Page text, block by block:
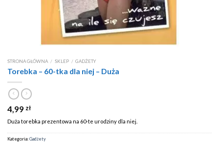
STRONA GŁÓWNA / SKLEP / GADŻETY
Torebka – 60-tka dla niej – Duża
4,99 zł
Duża torebka prezentowa na 60-te urodziny dla niej.
Kategoria:Gadżety